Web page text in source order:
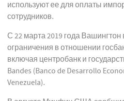
используют ее для оплаты
сотрудников.
С 22 марта 2019 года
ограничения в отношении
включая центробанк и
Bandes (Banco de Desarrollo
Venezuela).